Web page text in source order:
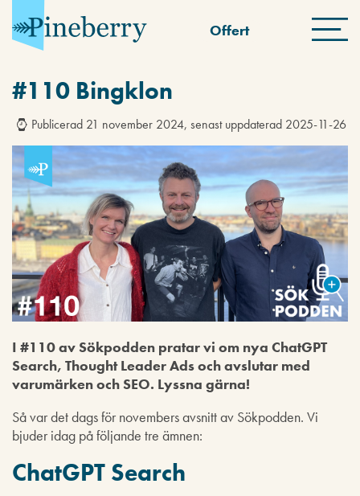
Offert
#110 Bingklon
Publicerad 21 november 2024, senast uppdaterad 2025-11-26
I #110 av Sökpodden pratar vi om nya ChatGPT
Search, Thought Leader Ads och avslutar med
varumärken och SEO. Lyssna gärna!
Så var det dags för novembers avsnitt av Sökpodden. Vi
bjuder idag på följande tre ämnen:
ChatGPT Search